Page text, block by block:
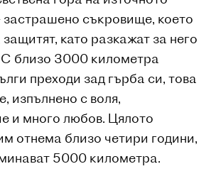
съкровище, което
като разкажат за него
С близо 3000 километра
преходи зад гърба си, това
изпълнено с воля,
и много любов. Цялото
отнема близо четири години,
5000 километра.